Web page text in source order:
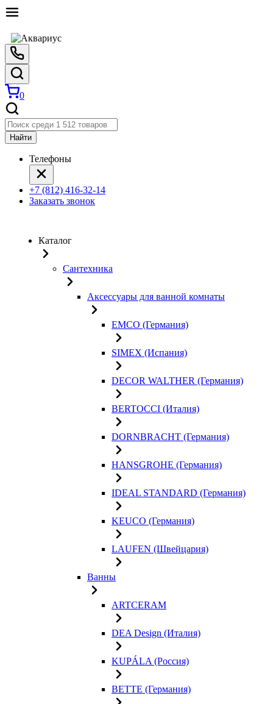
0
Найти
Телефоны
+7 (812) 416-32-14
Заказать звонок
Каталог
Сантехника
Аксессуары для ванной комнаты
EMCO (Германия)
SIMEX (Испания)
DECOR WALTHER (Германия)
BERTOCCI (Италия)
DORNBRACHT (Германия)
HANSGROHE (Германия)
IDEAL STANDARD (Германия)
KEUCO (Германия)
LAUFEN (Швейцария)
Ванны
ARTCERAM
DEA Design (Италия)
KUPÁLA (Россия)
BETTE (Германия)